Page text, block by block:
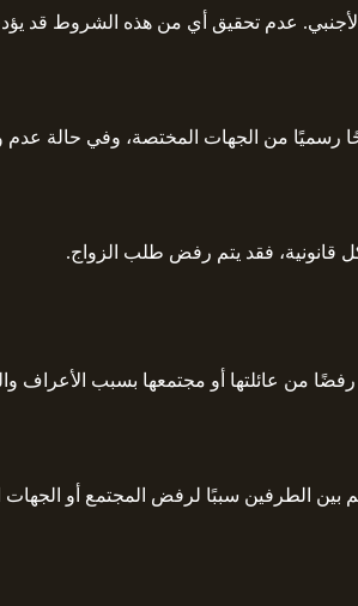
الأجنبي. عدم تحقيق أي من هذه الشروط قد
رسميًا من الجهات المختصة، وفي حالة عدم
قانونية، فقد يتم رفض طلب الزواج.
من عائلتها أو مجتمعها بسبب الأعراف
بين الطرفين سببًا لرفض المجتمع أو